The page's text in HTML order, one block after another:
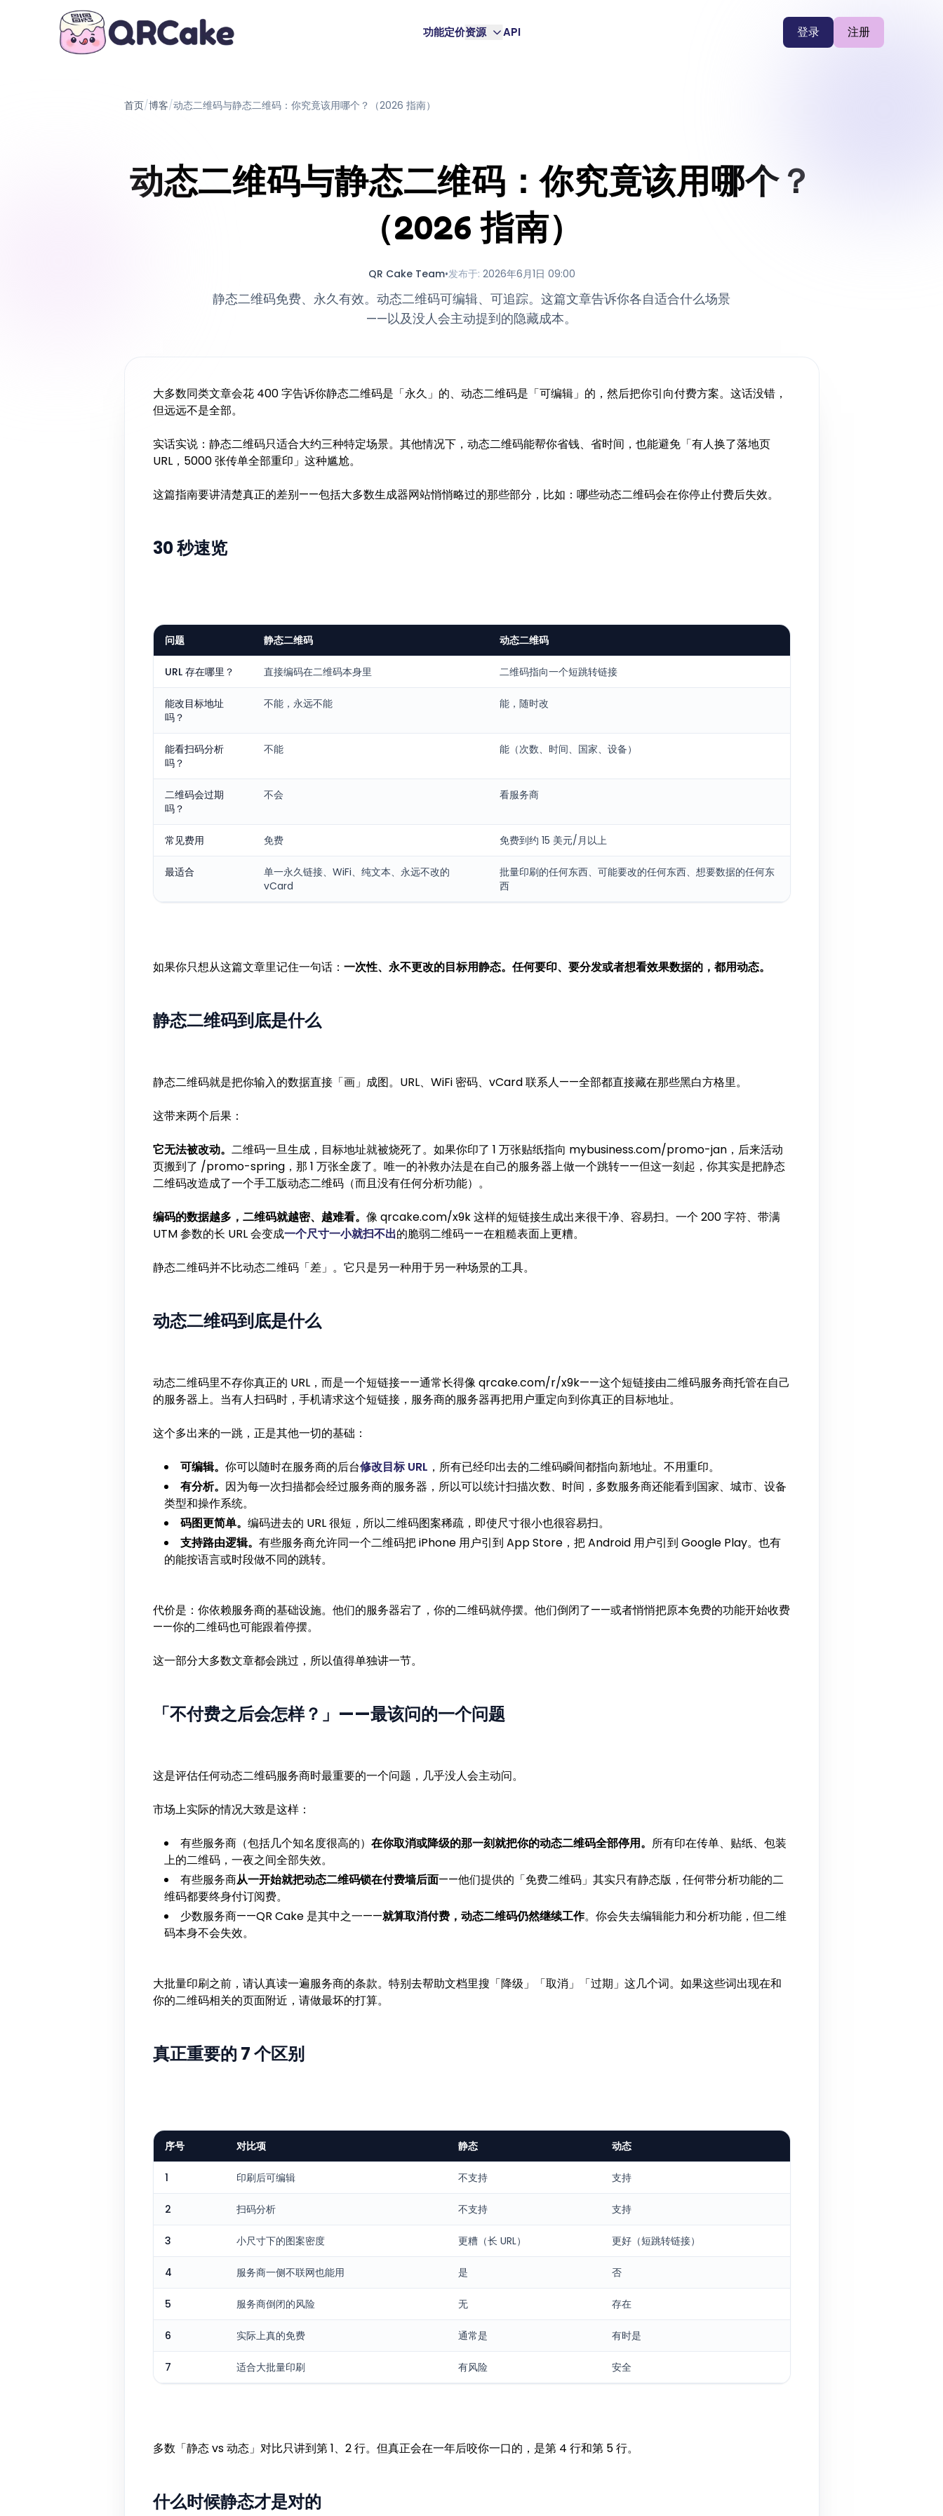
功能定价资源 API 登录 注册
首页/博客/动态二维码与静态二维码：你究竟该用哪个？（2026 指南）
动态二维码与静态二维码：你究竟该用哪个？
（2026 指南）
QR Cake Team•发布于: 2026年6月1日 09:00
静态二维码免费、永久有效。动态二维码可编辑、可追踪。这篇文章告诉你各自适合什么场景
——以及没人会主动提到的隐藏成本。
大多数同类文章会花 400 字告诉你静态二维码是「永久」的、动态二维码是「可编辑」的，然后把你引向付费方案。这话没错，
但远远不是全部。
实话实说：静态二维码只适合大约三种特定场景。其他情况下，动态二维码能帮你省钱、省时间，也能避免「有人换了落地页
URL，5000 张传单全部重印」这种尴尬。
这篇指南要讲清楚真正的差别——包括大多数生成器网站悄悄略过的那些部分，比如：哪些动态二维码会在你停止付费后失效。
30 秒速览
问题 静态二维码 动态二维码
URL 存在哪里？ 直接编码在二维码本身里 二维码指向一个短跳转链接
能改目标地址
吗？
不能，永远不能 能，随时改
能看扫码分析
吗？
不能 能（次数、时间、国家、设备）
二维码会过期
吗？
不会 看服务商
常见费用 免费 免费到约 15 美元/月以上
最适合
单一永久链接、WiFi、纯文本、永远不改的
vCard
批量印刷的任何东西、可能要改的任何东西、想要数据的任何东
西
如果你只想从这篇文章里记住一句话： 一次性、永不更改的目标用静态。任何要印、要分发或者想看效果数据的，都用动态。
静态二维码到底是什么
静态二维码就是把你输入的数据直接「画」成图。URL、WiFi 密码、vCard 联系人——全部都直接藏在那些黑白方格里。
这带来两个后果：
它无法被改动。 二维码一旦生成，目标地址就被烧死了。如果你印了 1 万张贴纸指向 mybusiness.com/promo-jan，后来活动
页搬到了 /promo-spring，那 1 万张全废了。唯一的补救办法是在自己的服务器上做一个跳转——但这一刻起，你其实是把静态
二维码改造成了一个手工版动态二维码（而且没有任何分析功能）。
编码的数据越多，二维码就越密、越难看。 像 qrcake.com/x9k 这样的短链接生成出来很干净、容易扫。一个 200 字符、带满
UTM 参数的长 URL 会变成一个尺寸一小就扫不出的脆弱二维码——在粗糙表面上更糟。
静态二维码并不比动态二维码「差」。它只是另一种用于另一种场景的工具。
动态二维码到底是什么
动态二维码里不存你真正的 URL，而是一个短链接——通常长得像 qrcake.com/r/x9k——这个短链接由二维码服务商托管在自己
的服务器上。当有人扫码时，手机请求这个短链接，服务商的服务器再把用户重定向到你真正的目标地址。
这个多出来的一跳，正是其他一切的基础：
可编辑。 你可以随时在服务商的后台修改目标 URL ，所有已经印出去的二维码瞬间都指向新地址。不用重印。
有分析。 因为每一次扫描都会经过服务商的服务器，所以可以统计扫描次数、时间，多数服务商还能看到国家、城市、设备
类型和操作系统。
码图更简单。 编码进去的 URL 很短，所以二维码图案稀疏，即使尺寸很小也很容易扫。
支持路由逻辑。 有些服务商允许同一个二维码把 iPhone 用户引到 App Store，把 Android 用户引到 Google Play。也有
的能按语言或时段做不同的跳转。
代价是：你依赖服务商的基础设施。他们的服务器宕了，你的二维码就停摆。他们倒闭了——或者悄悄把原本免费的功能开始收费
——你的二维码也可能跟着停摆。
这一部分大多数文章都会跳过，所以值得单独讲一节。
「不付费之后会怎样？」——最该问的一个问题
这是评估任何动态二维码服务商时最重要的一个问题，几乎没人会主动问。
市场上实际的情况大致是这样：
有些服务商（包括几个知名度很高的） 在你取消或降级的那一刻就把你的动态二维码全部停用。 所有印在传单、贴纸、包装
上的二维码，一夜之间全部失效。
有些服务商从一开始就把动态二维码锁在付费墙后面——他们提供的「免费二维码」其实只有静态版，任何带分析功能的二
维码都要终身付订阅费。
少数服务商——QR Cake 是其中之一——就算取消付费，动态二维码仍然继续工作。你会失去编辑能力和分析功能，但二维
码本身不会失效。
大批量印刷之前，请认真读一遍服务商的条款。特别去帮助文档里搜「降级」「取消」「过期」这几个词。如果这些词出现在和
你的二维码相关的页面附近，请做最坏的打算。
真正重要的 7 个区别
序号 对比项 静态 动态
1 印刷后可编辑 不支持 支持
2 扫码分析 不支持 支持
3 小尺寸下的图案密度 更糟（长 URL） 更好（短跳转链接）
4 服务商一侧不联网也能用 是 否
5 服务商倒闭的风险 无 存在
6 实际上真的免费 通常是 有时是
7 适合大批量印刷 有风险 安全
多数「静态 vs 动态」对比只讲到第 1、2 行。但真正会在一年后咬你一口的，是第 4 行和第 5 行。
什么时候静态才是对的